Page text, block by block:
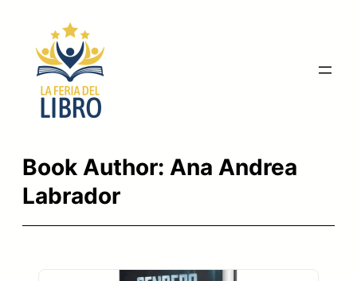
contenido
Book Author: Ana Andrea
Labrador